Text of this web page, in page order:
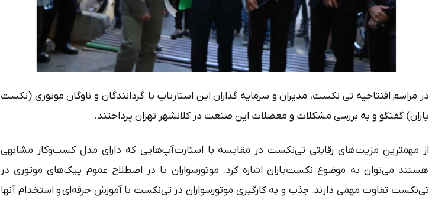
در مراسم افتتاحیه تی نکست، مدیران و سرمایه گذاران این استارتاپ با گردانندگان و ناوگان موتوری (نکست
یاران) گفتگو و به بررسی مشکلات و معضلات این صنعت در کلانشهر تهران پرداختند.
از مهمترین مزیت‌های رقابتی تی‌نکست در مقایسه با استارت‌آپ‌هایی که دارای مدل کسب‌وکار مشابهی
هستند می‌توان به موضوع نکست‌یاران اشاره کرد. موتورسواران یا در اصطلاح عموم پیک‌های موتوری در
تی‌نکست تفاوت مهمی دارند. جذب و به کارگیری موتورسواران در تی‌نکست با آموزش حرفه‌ای و استخدام آنها